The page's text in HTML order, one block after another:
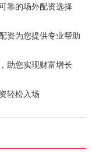
靠的场外配资选择
资为您提供专业帮助
助您实现财富增长
轻松入场